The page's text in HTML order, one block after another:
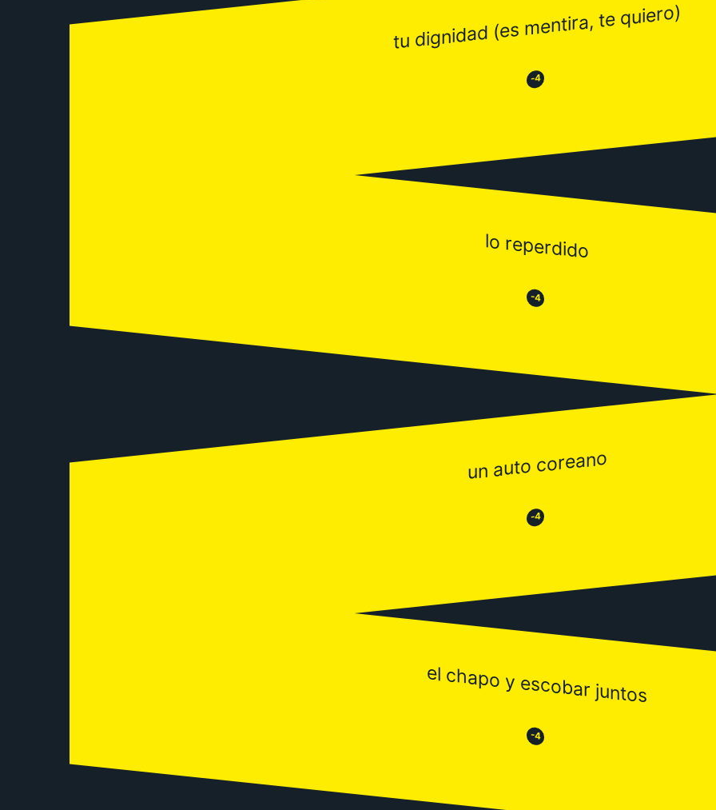
tu dignidad (es mentira, te quiero)
😒 -4 😂
lo reperdido
😒 -4 😂
un auto coreano
😒 -4 😂
el chapo y escobar juntos
😒 -4 😂